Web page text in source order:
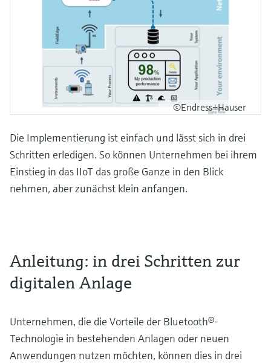
©Endress+Hauser
Die Implementierung ist einfach und lässt sich in drei
Schritten erledigen. So können Unternehmen bei ihrem
Einstieg in das IIoT das große Ganze in den Blick
nehmen, aber zunächst klein anfangen.
Anleitung: in drei Schritten zur
digitalen Anlage
Unternehmen, die die Vorteile der Bluetooth®-
Technologie in bestehenden Anlagen oder neuen
Anwendungen nutzen möchten, können dies in drei